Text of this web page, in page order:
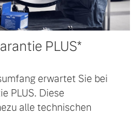
PLUS*
erwartet Sie bei
PLUS. Diese
alle technischen